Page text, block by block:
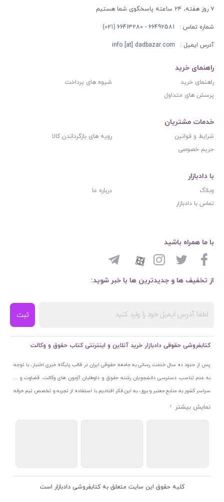
۷ روز هفته، ۲۴ ساعته پاسخگوی شما هستیم
شماره تماس : 66492581 - 66413280 (021)
آدرس ایمیل : info [at] dadbazar.com
راهنمای خرید
راهنمای خرید
شیوه های پرداخت
پرسش های متداول
خدمات مشتریان
شرایط و قوانین
رویه های بازگرداندن کالا
حریم خصوصی
با دادبازار
وبلاگ
درباره ما
تماس با دادبازار
از تخفیف ها و جدیدترین ها با خبر شوید:
ثبت
با ما همراه باشید
کتابفروشی حقوقی دادبازار خرید آنلاین و اینترنتی کتاب حقوق و وکالت
پس از حدود ده سال خدمت رسانی به جامعه حقوقی ایران در قالب پایگاه خبری اختبار، با توجه
به عدم تناسب دسترسی دانشجویان رشته حقوق و داوطلبان آزمون های وکالت، قضاوت و ...
سراسر کشور به منابع معتبر و بروز، به این فکر افتادیم با استفاده از تجربه و تخصص تیم حرفه
ای اختبار خدمتی جدید به جامعه حقوقی ایران ارائه کنیم. به این منظور با راه اندازی و تجهیز
اتحادیه ناشران و کتابفروشان تهران به منظور ارائه مطمئن ترین خدمات مجموعه بسیار کامل و
معتبری از کتاب های حقوقی را به علاقمندان عرضه کرده ایم. علاوه بر این با بهره گیری از فناوری
کلیه حقوق این سایت متعلق به کتابفروشی دادبازار است